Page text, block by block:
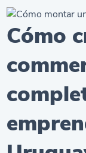
Cómo